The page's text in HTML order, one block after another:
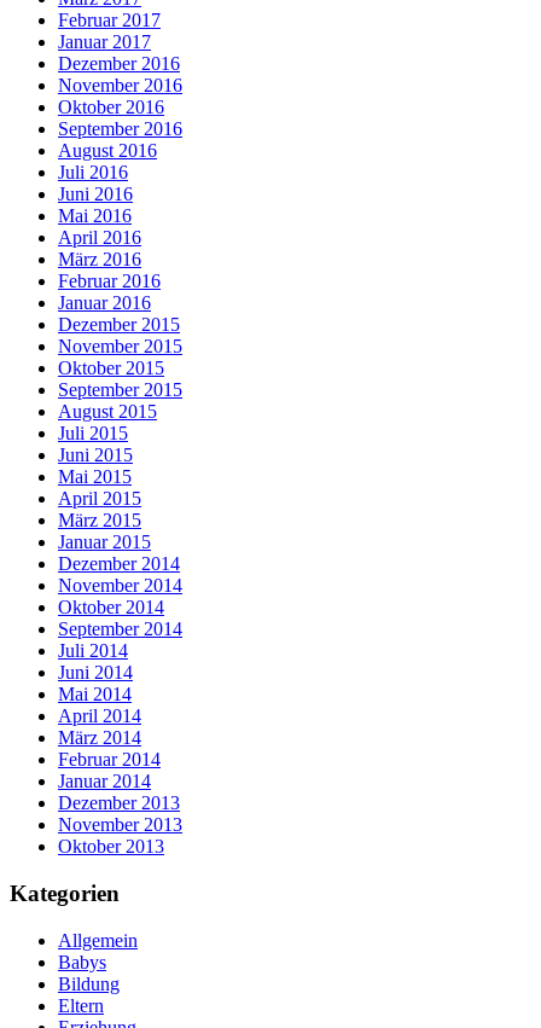
Februar 2017
Januar 2017
Dezember 2016
November 2016
Oktober 2016
September 2016
August 2016
Juli 2016
Juni 2016
Mai 2016
April 2016
März 2016
Februar 2016
Januar 2016
Dezember 2015
November 2015
Oktober 2015
September 2015
August 2015
Juli 2015
Juni 2015
Mai 2015
April 2015
März 2015
Januar 2015
Dezember 2014
November 2014
Oktober 2014
September 2014
Juli 2014
Juni 2014
Mai 2014
April 2014
März 2014
Februar 2014
Januar 2014
Dezember 2013
November 2013
Oktober 2013
Kategorien
Allgemein
Babys
Bildung
Eltern